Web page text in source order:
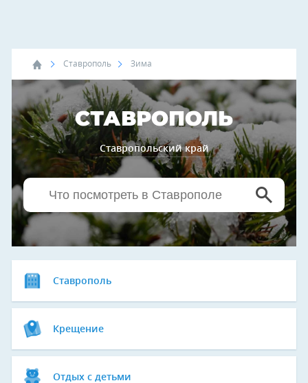
Ставрополь Зима
СТАВРОПОЛЬ
Ставропольский край
Ставрополь
Крещение
Отдых с детьми